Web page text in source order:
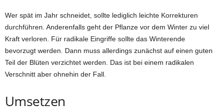
Wer spät im Jahr schneidet, sollte lediglich leichte Korrekturen
durchführen. Anderenfalls geht der Pflanze vor dem Winter zu viel
Kraft verloren. Für radikale Eingriffe sollte das Winterende
bevorzugt werden. Dann muss allerdings zunächst auf einen guten
Teil der Blüten verzichtet werden. Das ist bei einem radikalen
Verschnitt aber ohnehin der Fall.
Umsetzen